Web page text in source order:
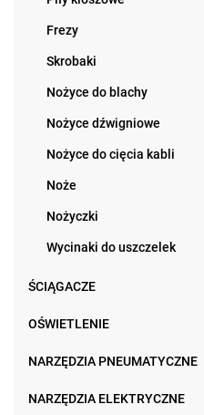
Frezy
Skrobaki
Nożyce do blachy
Nożyce dźwigniowe
Nożyce do cięcia kabli
Noże
Nożyczki
Wycinaki do uszczelek
ŚCIĄGACZE
OŚWIETLENIE
NARZĘDZIA PNEUMATYCZNE
NARZĘDZIA ELEKTRYCZNE